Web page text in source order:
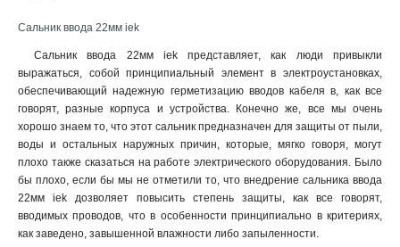
Сальник ввода 22мм iek
Сальник ввода 22мм iek представляет, как люди привыкли
выражаться, собой принципиальный элемент в электроустановках,
обеспечивающий надежную герметизацию вводов кабеля в, как все
говорят, разные корпуса и устройства. Конечно же, все мы очень
хорошо знаем то, что этот сальник предназначен для защиты от пыли,
воды и остальных наружных причин, которые, мягко говоря, могут
плохо также сказаться на работе электрического оборудования. Было
бы плохо, если бы мы не отметили то, что внедрение сальника ввода
22мм iek дозволяет повысить степень защиты, как все говорят,
вводимых проводов, что в особенности принципиально в критериях,
как заведено, завышенной влажности либо запыленности.